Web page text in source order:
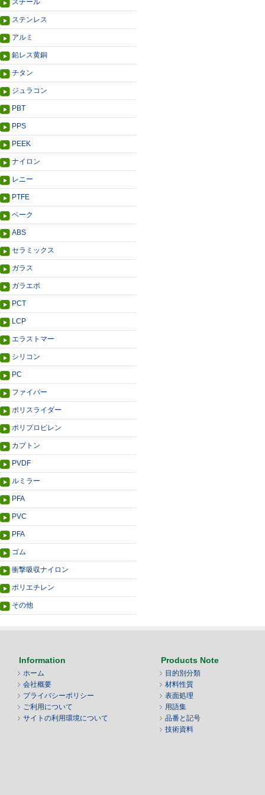
スチール
ステンレス
アルミ
鉛レス黄銅
チタン
ジュラコン
PBT
PPS
PEEK
ナイロン
レニー
PTFE
ベーク
ABS
セラミックス
ガラス
ガラエポ
PCT
LCP
エラストマー
シリコン
PC
ファイバー
ポリスライダー
ポリプロピレン
カプトン
PVDF
ルミラー
PFA
PVC
PFA
ゴム
衝撃吸収ナイロン
ポリエチレン
その他
Information
ホーム
会社概要
プライバシーポリシー
ご利用について
サイトの利用環境について
Products Note
目的別分類
材料性質
表面処理
用語集
品番と記号
技術資料